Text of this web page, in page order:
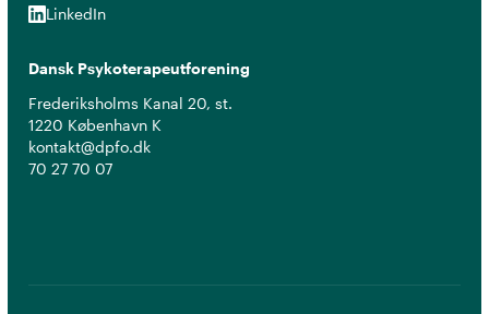
LinkedIn
LinkedIn
Dansk Psykoterapeutforening
Frederiksholms Kanal 20, st.
1220 København K
kontakt@dpfo.dk
70 27 70 07